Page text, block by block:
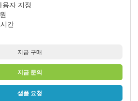
자 지정
간
지금 구매
지금 문의
샘플 요청